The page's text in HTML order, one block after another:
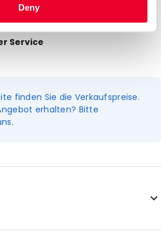
Deny
individuell gestaltet werden
Service
finden Sie die Verkaufspreise.
erhalten? Bitte
Artikel wird ohne Schläuche